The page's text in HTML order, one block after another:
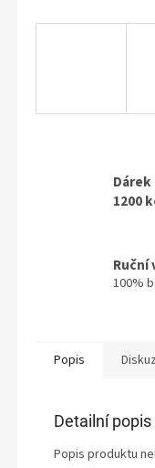
1200
Ruční
100%
Popis
Detailní
Popis produktu